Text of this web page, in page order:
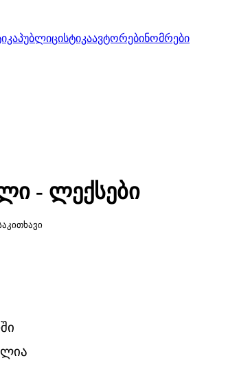
პუბლიცისტიკაავტორებინომრები
- ლექსები